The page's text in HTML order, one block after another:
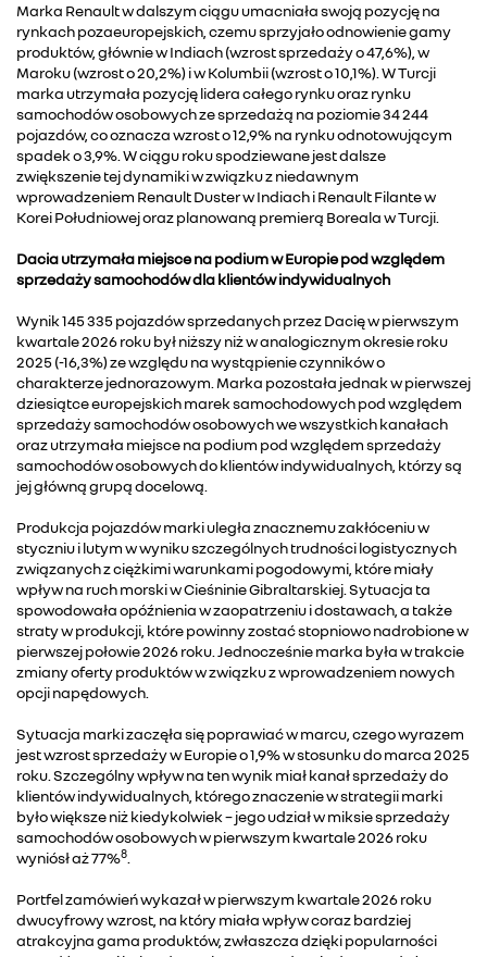
Marka Renault w dalszym ciągu umacniała swoją pozycję na
rynkach pozaeuropejskich, czemu sprzyjało odnowienie gamy
produktów, głównie w Indiach (wzrost sprzedaży o 47,6%), w
Maroku (wzrost o 20,2%) i w Kolumbii (wzrost o 10,1%). W Turcji
marka utrzymała pozycję lidera całego rynku oraz rynku
samochodów osobowych ze sprzedażą na poziomie 34 244
pojazdów, co oznacza wzrost o 12,9% na rynku odnotowującym
spadek o 3,9%. W ciągu roku spodziewane jest dalsze
zwiększenie tej dynamiki w związku z niedawnym
wprowadzeniem Renault Duster w Indiach i Renault Filante w
Korei Południowej oraz planowaną premierą Boreala w Turcji.
Dacia utrzymała miejsce na podium w Europie pod względem
sprzedaży samochodów dla klientów indywidualnych
Wynik 145 335 pojazdów sprzedanych przez Dacię w pierwszym
kwartale 2026 roku był niższy niż w analogicznym okresie roku
2025 (-16,3%) ze względu na wystąpienie czynników o
charakterze jednorazowym. Marka pozostała jednak w pierwszej
dziesiątce europejskich marek samochodowych pod względem
sprzedaży samochodów osobowych we wszystkich kanałach
oraz utrzymała miejsce na podium pod względem sprzedaży
samochodów osobowych do klientów indywidualnych, którzy są
jej główną grupą docelową.
Produkcja pojazdów marki uległa znacznemu zakłóceniu w
styczniu i lutym w wyniku szczególnych trudności logistycznych
związanych z ciężkimi warunkami pogodowymi, które miały
wpływ na ruch morski w Cieśninie Gibraltarskiej. Sytuacja ta
spowodowała opóźnienia w zaopatrzeniu i dostawach, a także
straty w produkcji, które powinny zostać stopniowo nadrobione w
pierwszej połowie 2026 roku. Jednocześnie marka była w trakcie
zmiany oferty produktów w związku z wprowadzeniem nowych
opcji napędowych.
Sytuacja marki zaczęła się poprawiać w marcu, czego wyrazem
jest wzrost sprzedaży w Europie o 1,9% w stosunku do marca 2025
roku. Szczególny wpływ na ten wynik miał kanał sprzedaży do
klientów indywidualnych, którego znaczenie w strategii marki
było większe niż kiedykolwiek – jego udział w miksie sprzedaży
samochodów osobowych w pierwszym kwartale 2026 roku
wyniósł aż 77%8
Portfel zamówień wykazał w pierwszym kwartale 2026 roku
dwucyfrowy wzrost, na który miała wpływ coraz bardziej
atrakcyjna gama produktów, zwłaszcza dzięki popularności